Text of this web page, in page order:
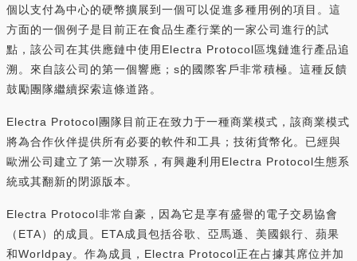
個以支付為中心的硬幣擴展到一個可以促進多種用例的項目。這
方面的一個例子是目前正在食品生產行業的一家公司進行的試
點，該公司在其供應鏈中使用Electra Protocol區塊鏈進行產品追
溯。來自該公司的第一個響應；s的國際客戶非常積極。這種反饋
鼓勵團隊繼續探索這條道路。
Electra Protocol團隊目前正在致力于一種商業模式，該商業模式
將為合作伙伴提供所有必要的軟件和工具；技術貨幣化。已經與
歐洲公司建立了第一次聯系，有興趣利用Electra Protocol生態系
統或其翻新的閉源版本。
Electra Protocol非常自豪，因為它是享有盛譽的電子交易協會
（ETA）的成員。ETA成員包括谷歌、亞馬遜、美國銀行、蘋果
和Worldpay。作為成員，Electra Protocol正在占據其席位并加